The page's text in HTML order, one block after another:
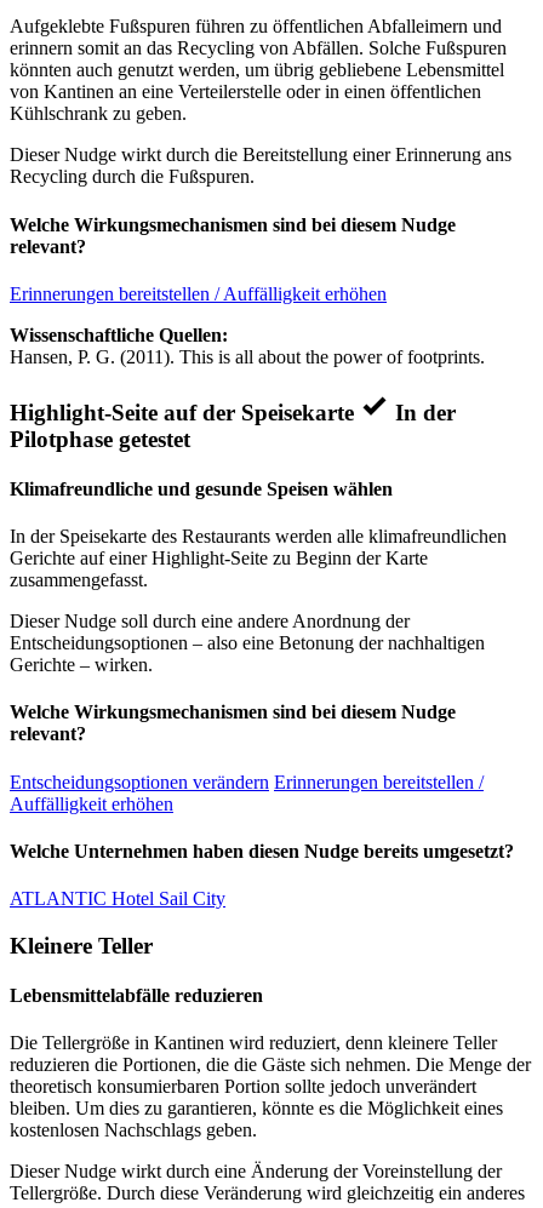
Aufgeklebte Fußspuren führen zu öffentlichen Abfalleimern und
erinnern somit an das Recycling von Abfällen. Solche Fußspuren
könnten auch genutzt werden, um übrig gebliebene Lebensmittel
von Kantinen an eine Verteilerstelle oder in einen öffentlichen
Kühlschrank zu geben.
Dieser Nudge wirkt durch die Bereitstellung einer Erinnerung ans
Recycling durch die Fußspuren.
Welche Wirkungsmechanismen sind bei diesem Nudge
relevant?
Erinnerungen bereitstellen / Auffälligkeit erhöhen
Wissenschaftliche Quellen:
Hansen, P. G. (2011). This is all about the power of footprints.
Highlight-Seite auf der Speisekarte
In der
Pilotphase getestet
Klimafreundliche und gesunde Speisen wählen
In der Speisekarte des Restaurants werden alle klimafreundlichen
Gerichte auf einer Highlight-Seite zu Beginn der Karte
zusammengefasst.
Dieser Nudge soll durch eine andere Anordnung der
Entscheidungsoptionen – also eine Betonung der nachhaltigen
Gerichte – wirken.
Welche Wirkungsmechanismen sind bei diesem Nudge
relevant?
Entscheidungsoptionen verändern Erinnerungen bereitstellen /
Auffälligkeit erhöhen
Welche Unternehmen haben diesen Nudge bereits umgesetzt?
ATLANTIC Hotel Sail City
Kleinere Teller
Lebensmittelabfälle reduzieren
Die Tellergröße in Kantinen wird reduziert, denn kleinere Teller
reduzieren die Portionen, die die Gäste sich nehmen. Die Menge der
theoretisch konsumierbaren Portion sollte jedoch unverändert
bleiben. Um dies zu garantieren, könnte es die Möglichkeit eines
kostenlosen Nachschlags geben.
Dieser Nudge wirkt durch eine Änderung der Voreinstellung der
Tellergröße. Durch diese Veränderung wird gleichzeitig ein anderes